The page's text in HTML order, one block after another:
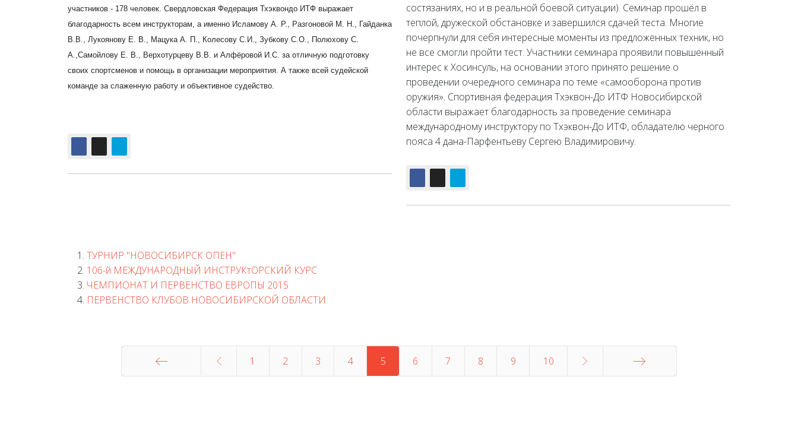
участников - 178 человек. Свердловская Федерация Тхэквондо ИТФ выражает
благодарность всем инструкторам, а именно Исламову А. Р., Разгоновой М. Н., Гайданка
В.В., Лукоянову Е. В., Мацука А. П., Колесову С.И., Зубкову С.О., Полюхову С.
А.,Самойлову Е. В., Верхотурцеву В.В. и Алфёровой И.С. за отличную подготовку
своих спортсменов и помощь в организации мероприятия. А также всей судейской
команде за слаженную работу и объективное судейство.
состязаниях, но и в реальной боевой ситуации). Семинар прошёл в
теплой, дружеской обстановке и завершился сдачей теста. Многие
почерпнули для себя интересные моменты из предложенных техник, но
не все смогли пройти тест. Участники семинара проявили повышенный
интерес к Хосинсуль, на основании этого принято решение о
проведении очередного семинара по теме «самооборона против
оружия». Спортивная федерация Тхэквон-До ИТФ Новосибирской
области выражает благодарность за проведение семинара
международному инструктору по Тхэквон-До ИТФ, обладателю черного
пояса 4 дана-Парфентьеву Сергею Владимировичу.
ТУРНИР "НОВОСИБИРСК ОПЕН"
106-й МЕЖДУНАРОДНЫЙ ИНСТРУКтОРСКИЙ КУРС
ЧЕМПИОНАТ И ПЕРВЕНСТВО ЕВРОПЫ 2015
ПЕРВЕНСТВО КЛУБОВ НОВОСИБИРСКОЙ ОБЛАСТИ
1 2 3 4 5 6 7 8 9 10